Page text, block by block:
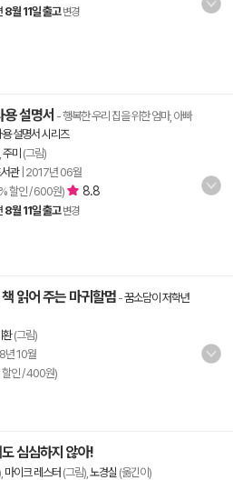
8월 11일 출고 변경
설명서 - 행복한 우리 집을 위한 엄마, 아빠
설명서 시리즈
주미 (그림)
관| 2017년 06월
할인 / 600원) 8.8
8월 11일 출고 변경
읽어 주는 마귀할멈 -꿈소담이 저학년
환(그림)
년 10월
할인 / 400원)
심심하지 않아!
마이크 레스터 (그림), 노경실 (옮긴이)